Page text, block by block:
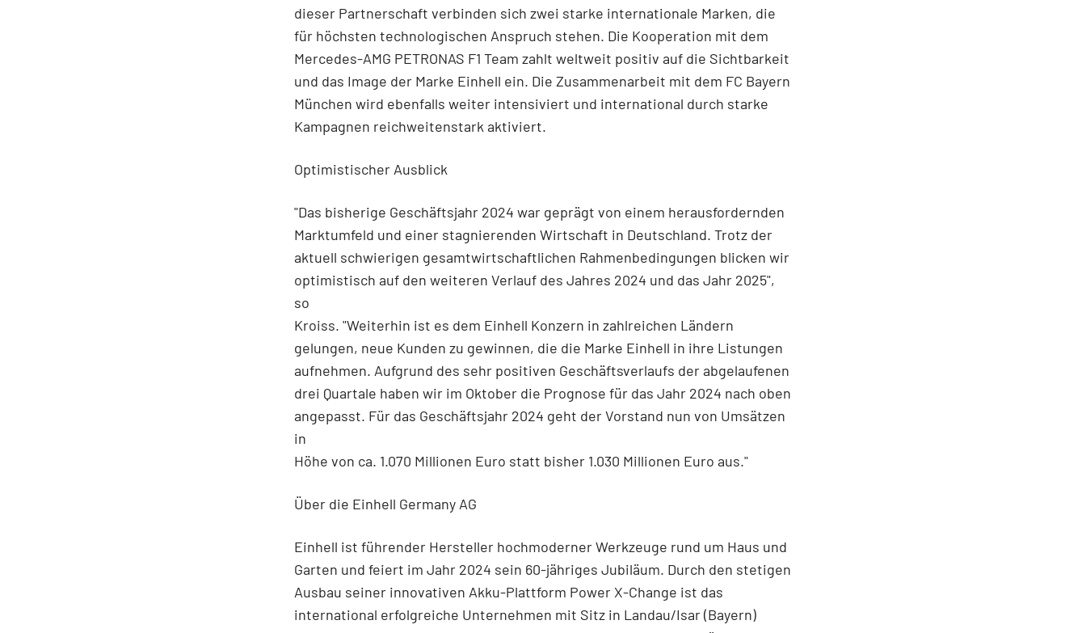
dieser Partnerschaft verbinden sich zwei starke internationale Marken, die
für höchsten technologischen Anspruch stehen. Die Kooperation mit dem
Mercedes-AMG PETRONAS F1 Team zahlt weltweit positiv auf die Sichtbarkeit
und das Image der Marke Einhell ein. Die Zusammenarbeit mit dem FC Bayern
München wird ebenfalls weiter intensiviert und international durch starke
Kampagnen reichweitenstark aktiviert.
Optimistischer Ausblick
"Das bisherige Geschäftsjahr 2024 war geprägt von einem herausfordernden
Marktumfeld und einer stagnierenden Wirtschaft in Deutschland. Trotz der
aktuell schwierigen gesamtwirtschaftlichen Rahmenbedingungen blicken wir
optimistisch auf den weiteren Verlauf des Jahres 2024 und das Jahr 2025",
so
Kroiss. "Weiterhin ist es dem Einhell Konzern in zahlreichen Ländern
gelungen, neue Kunden zu gewinnen, die die Marke Einhell in ihre Listungen
aufnehmen. Aufgrund des sehr positiven Geschäftsverlaufs der abgelaufenen
drei Quartale haben wir im Oktober die Prognose für das Jahr 2024 nach oben
angepasst. Für das Geschäftsjahr 2024 geht der Vorstand nun von Umsätzen
in
Höhe von ca. 1.070 Millionen Euro statt bisher 1.030 Millionen Euro aus."
Über die Einhell Germany AG
Einhell ist führender Hersteller hochmoderner Werkzeuge rund um Haus und
Garten und feiert im Jahr 2024 sein 60-jähriges Jubiläum. Durch den stetigen
Ausbau seiner innovativen Akku-Plattform Power X-Change ist das
international erfolgreiche Unternehmen mit Sitz in Landau/Isar (Bayern)